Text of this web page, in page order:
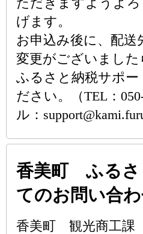
げます。
お申込み後に、配送
変更がございまし
ふるさと納税サポー
ださい。（TEL：
ル：
香美町 ふるさ
てのお問い合
香美町 観光商工課